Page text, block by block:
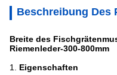
Beschreibung Des
Breite des
Riemenleder-300-800mm
1. Eigenschaften